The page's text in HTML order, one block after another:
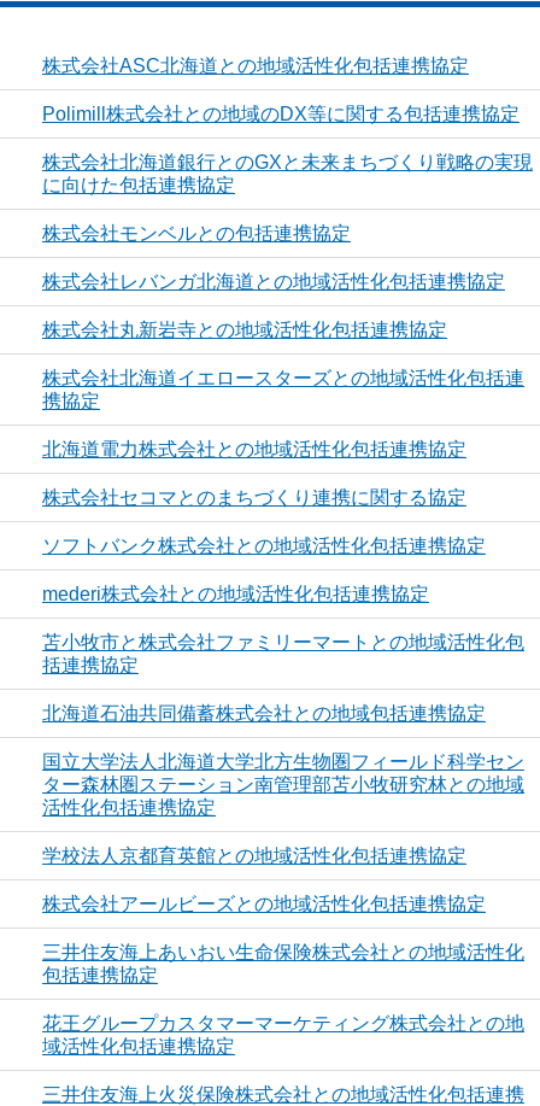
株式会社ASC北海道との地域活性化包括連携協定
Polimill株式会社との地域のDX等に関する包括連携協定
株式会社北海道銀行とのGXと未来まちづくり戦略の実現
に向けた包括連携協定
株式会社モンベルとの包括連携協定
株式会社レバンガ北海道との地域活性化包括連携協定
株式会社丸新岩寺との地域活性化包括連携協定
株式会社北海道イエロースターズとの地域活性化包括連
携協定
北海道電力株式会社との地域活性化包括連携協定
株式会社セコマとのまちづくり連携に関する協定
ソフトバンク株式会社との地域活性化包括連携協定
mederi株式会社との地域活性化包括連携協定
苫小牧市と株式会社ファミリーマートとの地域活性化包
括連携協定
北海道石油共同備蓄株式会社との地域包括連携協定
国立大学法人北海道大学北方生物圏フィールド科学セン
ター森林圏ステーション南管理部苫小牧研究林との地域
活性化包括連携協定
学校法人京都育英館との地域活性化包括連携協定
株式会社アールビーズとの地域活性化包括連携協定
三井住友海上あいおい生命保険株式会社との地域活性化
包括連携協定
花王グループカスタマーマーケティング株式会社との地
域活性化包括連携協定
三井住友海上火災保険株式会社との地域活性化包括連携